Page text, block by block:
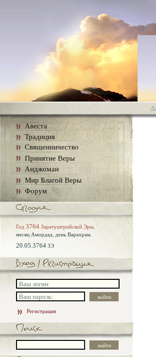
Авеста
Традиция
Священничество
Принятие Веры
Анджоман
Мир Благой Веры
Форум
Год 3764 Заратуштрийской Эры,
месяц Амордад, день Варахрам.
20.05.3764 ЗЭ
Регистрация